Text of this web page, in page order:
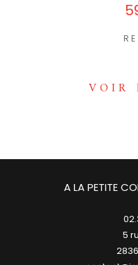
VOIR
A LA PETITE
5